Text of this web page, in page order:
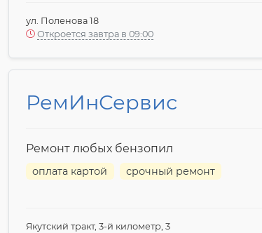
ул. Поленова 18
Откроется завтра в 09:00
РемИнСервис
Ремонт любых бензопил
оплата картой срочный ремонт
Якутский тракт, 3-й километр, 3